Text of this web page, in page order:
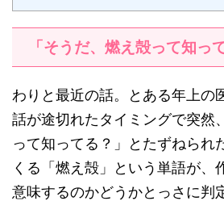
「そうだ、燃え殻って知っ
わりと最近の話。とある年上の
話が途切れたタイミングで突然
って知ってる？」とたずねられ
くる「燃え殻」という単語が、
意味するのかどうかとっさに判